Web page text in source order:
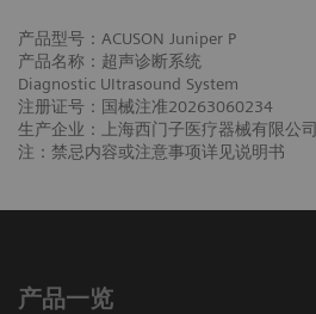
产品型号：ACUSON Juniper P
产品名称：超声诊断系统
Diagnostic UItrasound System
注册证号：国械注准20263060234
生产企业：上海西门子医疗器械有限公司
注：禁忌内容或注意事项详见说明书
产品一览